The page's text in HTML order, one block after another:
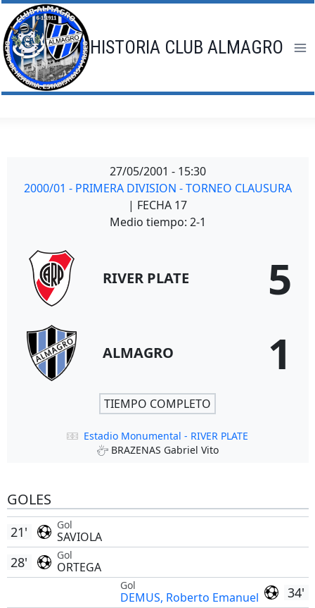
Saltar
al
contenido
HISTORIA CLUB ALMAGRO
27/05/2001 - 15:30
2000/01 - PRIMERA DIVISION - TORNEO CLAUSURA
| FECHA 17
Medio tiempo: 2-1
RIVER PLATE 5
ALMAGRO 1
TIEMPO COMPLETO
Estadio Monumental - RIVER PLATE
BRAZENAS Gabriel Vito
GOLES
Gol
SAVIOLA
21'
Gol
ORTEGA
28'
34'
Gol
DEMUS, Roberto Emanuel